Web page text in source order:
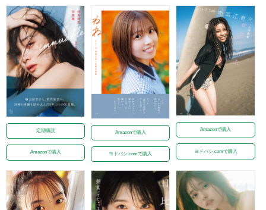
定期購読
Amazonで購入
Amazonで購入
ヨドバシ.comで購入
Amazonで購入
ヨドバシ.comで購入